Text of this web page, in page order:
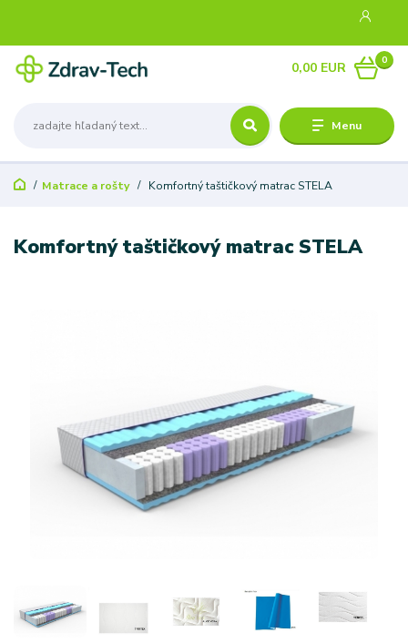
Menu
0
0,00 EUR
Matrace a rošty Komfortný taštičkový matrac STELA
Komfortný taštičkový matrac STELA